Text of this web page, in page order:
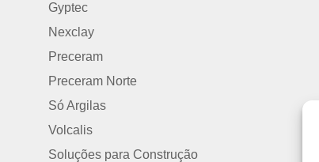
Gyptec
Nexclay
Preceram
Preceram Norte
Só Argilas
Volcalis
Soluções para Construção